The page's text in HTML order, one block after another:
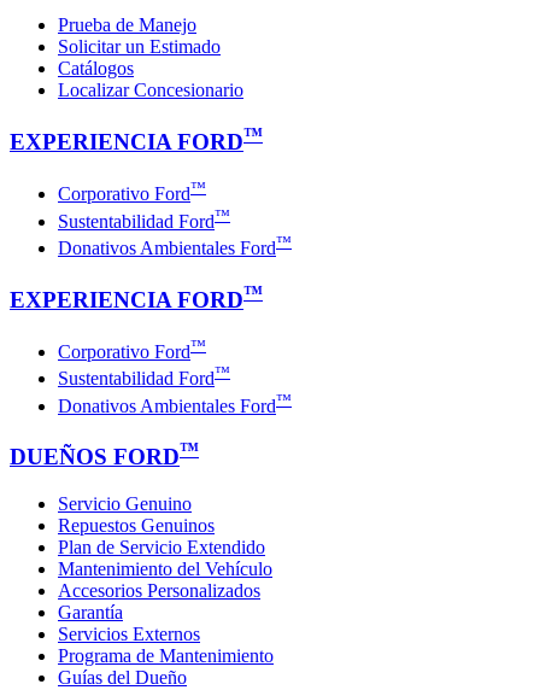
Prueba de Manejo
Solicitar un Estimado
Catálogos
Localizar Concesionario
EXPERIENCIA FORD™
Corporativo Ford™
Sustentabilidad Ford™
Donativos Ambientales Ford™
EXPERIENCIA FORD™
Corporativo Ford™
Sustentabilidad Ford™
Donativos Ambientales Ford™
DUEÑOS FORD™
Servicio Genuino
Repuestos Genuinos
Plan de Servicio Extendido
Mantenimiento del Vehículo
Accesorios Personalizados
Garantía
Servicios Externos
Programa de Mantenimiento
Guías del Dueño